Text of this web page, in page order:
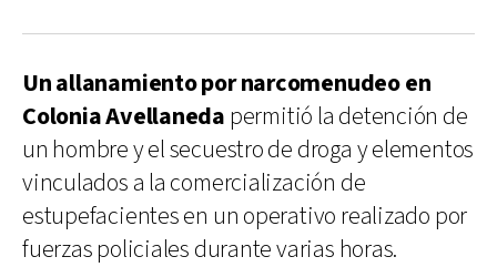
Un allanamiento por narcomenudeo en
Colonia Avellaneda permitió la detención de
un hombre y el secuestro de droga y elementos
vinculados a la comercialización de
estupefacientes en un operativo realizado por
fuerzas policiales durante varias horas.